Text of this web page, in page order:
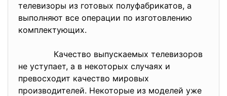
телевизоры из готовых полуфабрикатов, а
выполняют все операции по изготовлению
комплектующих.
Качество выпускаемых телевизоров
не уступает, а в некоторых случаях и
превосходит качество мировых
производителей. Некоторые из моделей уже